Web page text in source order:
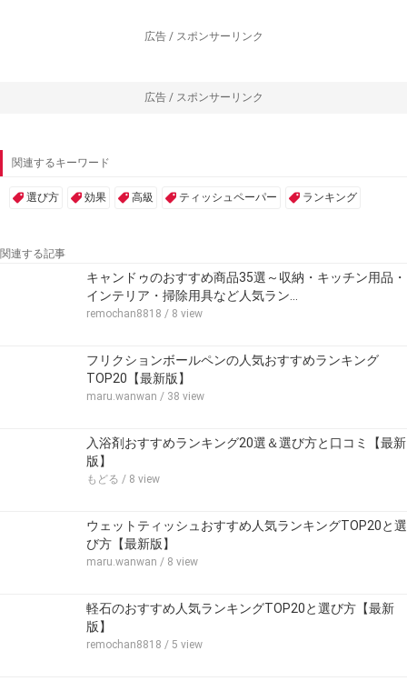
広告 / スポンサーリンク
広告 / スポンサーリンク
関連するキーワード
選び方 効果 高級 ティッシュペーパー ランキング
関連する記事
キャンドゥのおすすめ商品35選～収納・キッチン用品・
インテリア・掃除用具など人気ラン…
remochan8818 / 8 view
フリクションボールペンの人気おすすめランキング
TOP20【最新版】
maru.wanwan / 38 view
入浴剤おすすめランキング20選＆選び方と口コミ【最新
版】
もどる / 8 view
ウェットティッシュおすすめ人気ランキングTOP20と選
び方【最新版】
maru.wanwan / 8 view
軽石のおすすめ人気ランキングTOP20と選び方【最新
版】
remochan8818 / 5 view